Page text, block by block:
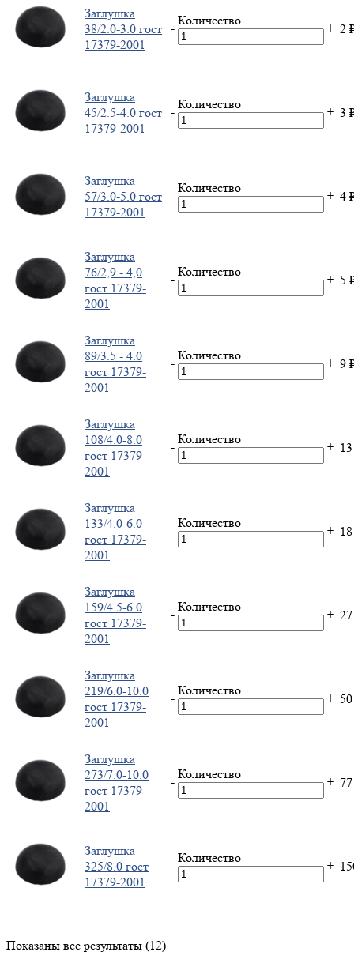
Заглушка
38/2.0-3.0 гост
17379-2001
-
Количество
+ 2
Заглушка
45/2.5-4.0 гост
17379-2001
-
Количество
+ 3
Заглушка
57/3.0-5.0 гост
17379-2001
-
Количество
+ 4
Заглушка
76/2,9 - 4,0
гост 17379-
2001
-
Количество
+ 5
Заглушка
89/3.5 - 4.0
гост 17379-
2001
-
Количество
+ 9
Заглушка
108/4.0-8.0
гост 17379-
2001
-
Количество
+
Заглушка
133/4.0-6.0
гост 17379-
2001
-
Количество
+
Заглушка
159/4.5-6.0
гост 17379-
2001
-
Количество
+
Заглушка
219/6.0-10.0
гост 17379-
2001
-
Количество
+
Заглушка
273/7.0-10.0
гост 17379-
2001
-
Количество
+
Заглушка
325/8.0 гост
17379-2001
-
Количество
+
Показаны все результаты (12)